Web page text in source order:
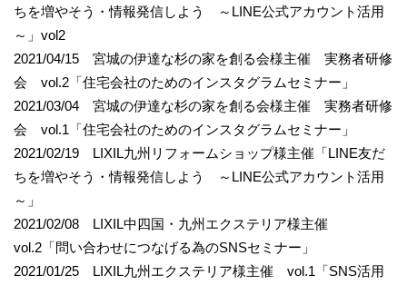
ちを増やそう・情報発信しよう ～LINE公式アカウント活用
～」vol2
2021/04/15 宮城の伊達な杉の家を創る会様主催 実務者研修
会 vol.2「住宅会社のためのインスタグラムセミナー」
2021/03/04 宮城の伊達な杉の家を創る会様主催 実務者研修
会 vol.1「住宅会社のためのインスタグラムセミナー」
2021/02/19 LIXIL九州リフォームショップ様主催「LINE友だ
ちを増やそう・情報発信しよう ～LINE公式アカウント活用
～」
2021/02/08 LIXIL中四国・九州エクステリア様主催
vol.2「問い合わせにつなげる為のSNSセミナー」
2021/01/25 LIXIL九州エクステリア様主催 vol.1「SNS活用